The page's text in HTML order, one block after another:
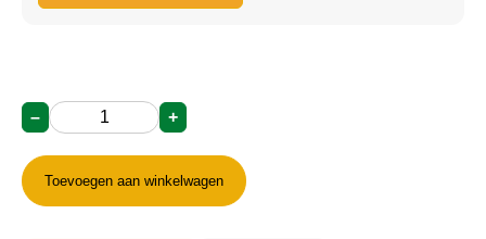
800
Accu
aantal
– +
Toevoegen aan winkelwagen